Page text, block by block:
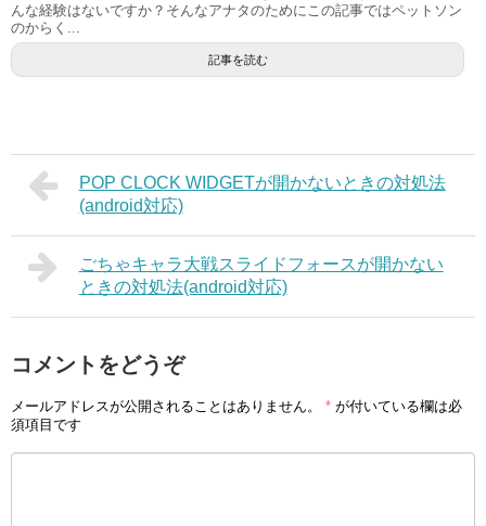
んな経験はないですか？そんなアナタのためにこの記事ではペットソン
のからく...
記事を読む
POP CLOCK WIDGETが開かないときの対処法
(android対応)
ごちゃキャラ大戦スライドフォースが開かない
ときの対処法(android対応)
コメントをどうぞ
メールアドレスが公開されることはありません。 * が付いている欄は必
須項目です